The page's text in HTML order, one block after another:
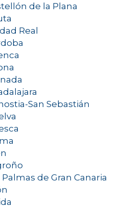
de la Plana
Real
San Sebastián
de Gran Canaria